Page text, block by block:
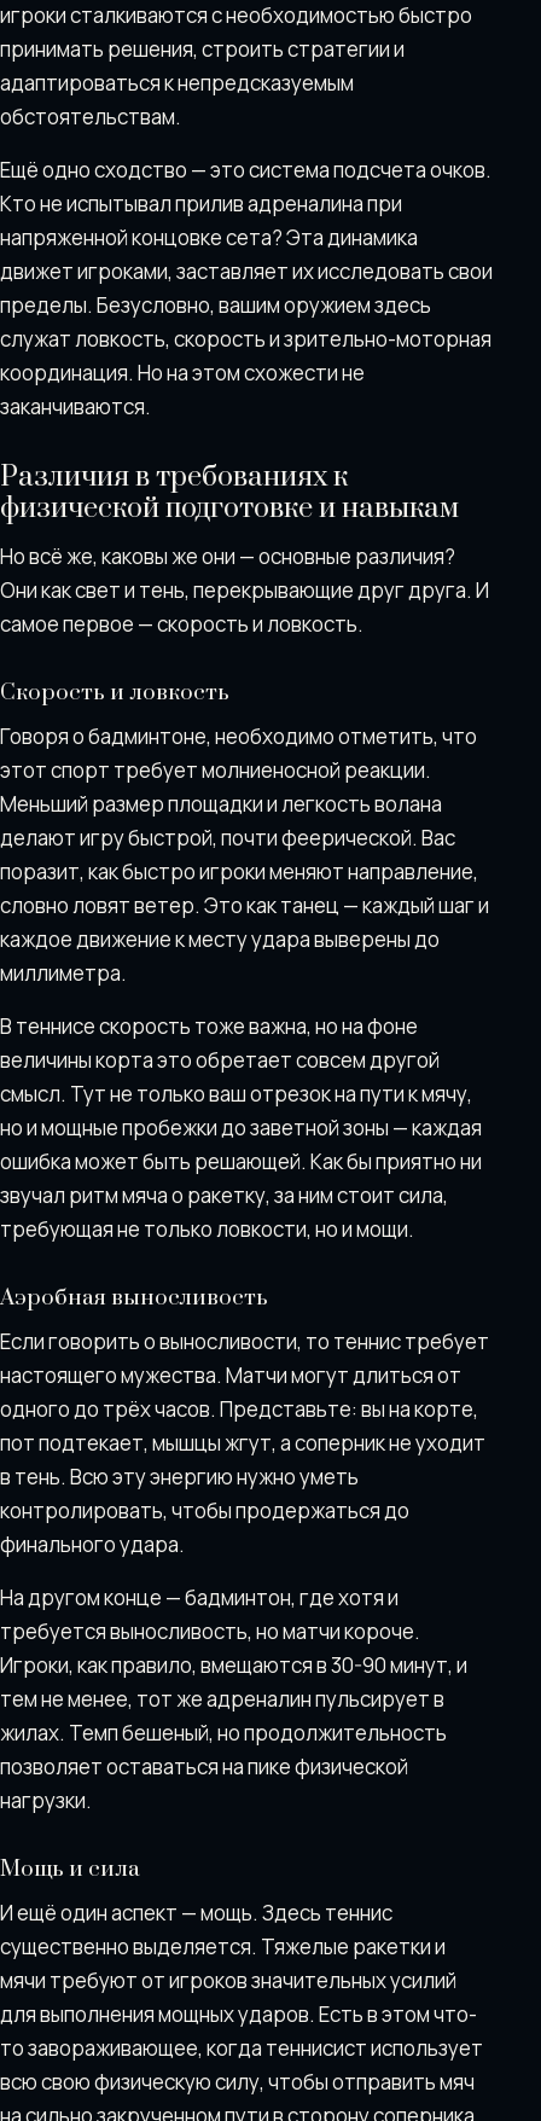
игроки сталкиваются с необходимостью быстро
принимать решения, строить стратегии и
адаптироваться к непредсказуемым
обстоятельствам.
Ещё одно сходство — это система подсчета очков.
Кто не испытывал прилив адреналина при
напряженной концовке сета? Эта динамика
движет игроками, заставляет их исследовать свои
пределы. Безусловно, вашим оружием здесь
служат ловкость, скорость и зрительно-моторная
координация. Но на этом схожести не
заканчиваются.
Различия в требованиях к
физической подготовке и навыкам
Но всё же, каковы же они — основные различия?
Они как свет и тень, перекрывающие друг друга. И
самое первое — скорость и ловкость.
Скорость и ловкость
Говоря о бадминтоне, необходимо отметить, что
этот спорт требует молниеносной реакции.
Меньший размер площадки и легкость волана
делают игру быстрой, почти феерической. Вас
поразит, как быстро игроки меняют направление,
словно ловят ветер. Это как танец — каждый шаг и
каждое движение к месту удара выверены до
миллиметра.
В теннисе скорость тоже важна, но на фоне
величины корта это обретает совсем другой
смысл. Тут не только ваш отрезок на пути к мячу,
но и мощные пробежки до заветной зоны — каждая
ошибка может быть решающей. Как бы приятно ни
звучал ритм мяча о ракетку, за ним стоит сила,
требующая не только ловкости, но и мощи.
Аэробная выносливость
Если говорить о выносливости, то теннис требует
настоящего мужества. Матчи могут длиться от
одного до трёх часов. Представьте: вы на корте,
пот подтекает, мышцы жгут, а соперник не уходит
в тень. Всю эту энергию нужно уметь
контролировать, чтобы продержаться до
финального удара.
На другом конце — бадминтон, где хотя и
требуется выносливость, но матчи короче.
Игроки, как правило, вмещаются в 30-90 минут, и
тем не менее, тот же адреналин пульсирует в
жилах. Темп бешеный, но продолжительность
позволяет оставаться на пике физической
нагрузки.
Мощь и сила
И ещё один аспект — мощь. Здесь теннис
существенно выделяется. Тяжелые ракетки и
мячи требуют от игроков значительных усилий
для выполнения мощных ударов. Есть в этом что-
то завораживающее, когда теннисист использует
всю свою физическую силу, чтобы отправить мяч